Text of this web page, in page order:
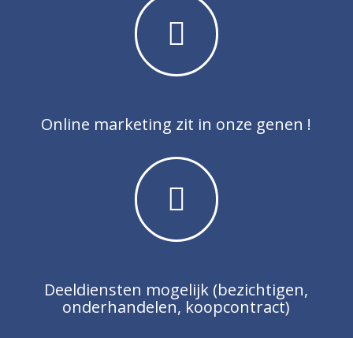
Online marketing zit in onze genen !
Deeldiensten mogelijk (bezichtigen,
onderhandelen, koopcontract)